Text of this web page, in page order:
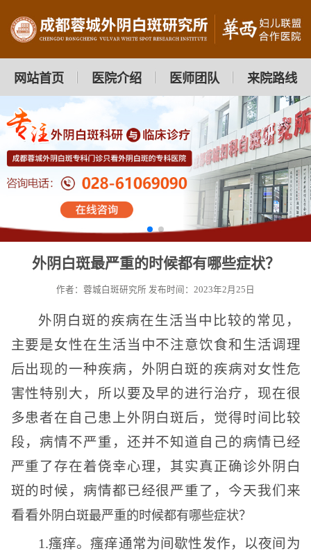
网站首页 医院介绍 医师团队 来院路线
外阴白斑最严重的时候都有哪些症状？
作者：蓉城白斑研究所 发布时间：2023年2月25日
外阴白斑的疾病在生活当中比较的常见，
主要是女性在生活当中不注意饮食和生活调理
后出现的一种疾病，外阴白斑的疾病对女性危
害性特别大，所以要及早的进行治疗，现在很
多患者在自己患上外阴白斑后，觉得时间比较
段，病情不严重，还并不知道自己的病情已经
严重了存在着侥幸心理，其实真正确诊外阴白
斑的时候，病情都已经很严重了，今天我们来
看看外阴白斑最严重的时候都有哪些症状？
1.瘙痒。瘙痒通常为间歇性发作，以夜间为